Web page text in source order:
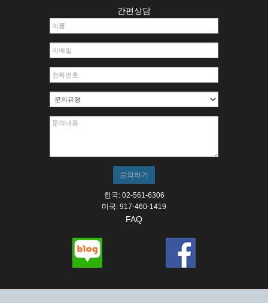
간편상담
한국: 02-561-6306
미국: 917-460-1419
FAQ